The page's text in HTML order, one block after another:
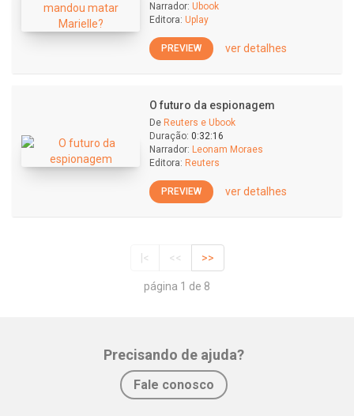
Narrador: Ubook
Editora: Uplay
PREVIEW ver detalhes
O futuro da espionagem
De Reuters e Ubook
Duração: 0:32:16
Narrador: Leonam Moraes
Editora: Reuters
PREVIEW ver detalhes
|< << >>
página 1 de 8
Precisando de ajuda?
Fale conosco